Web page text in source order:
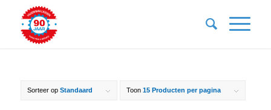
Sorteer op Standaard Toon 15 Producten per pagina